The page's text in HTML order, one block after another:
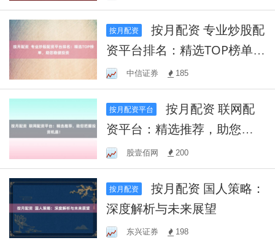
按月配资
按月配资 专业炒股配
资平台排名：精选TOP榜单，
助您稳健投资
中信证券 185
按月配资平台
按月配资 联网配
资平台：精选推荐，助您把
握投资机遇！
股壹佰网 200
按月配资
按月配资 国人策略：
深度解析与未来展望
东兴证券 198